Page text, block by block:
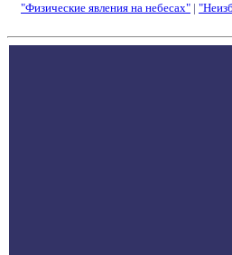
"Физические явления на небесах" |